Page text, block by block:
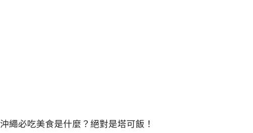
沖繩必吃美食是什麼？絕對是塔可飯！